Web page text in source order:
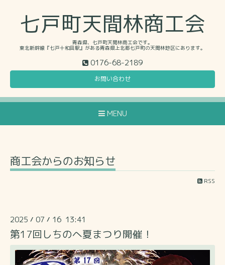
七戸町天間林商工会
青森県、七戸町天間林商工会です。
東北新幹線『七戸十和田駅』がある青森県上北郡七戸町の天間林地区にあります。
0176-68-2189
お問い合わせ
MENU
商工会からのお知らせ
RSS
2025 / 07 / 16 13:41
第17回しちのへ夏まつり開催！